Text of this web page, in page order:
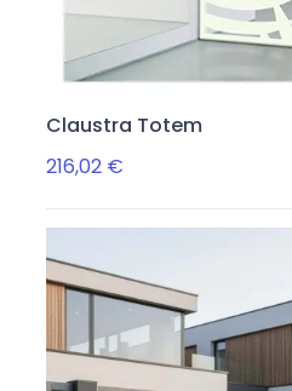
Claustra Totem
216,02 €